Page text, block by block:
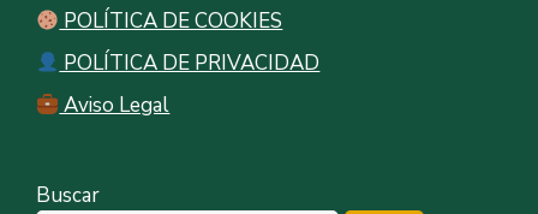
POLÍTICA DE COOKIES
POLÍTICA DE PRIVACIDAD
Aviso Legal
Buscar